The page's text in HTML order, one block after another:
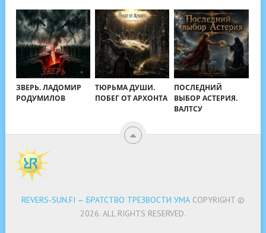
ЗВЕРЬ. ЛАДОМИР
РОДУМИЛОВ
ТЮРЬМА ДУШИ.
ПОБЕГ ОТ АРХОНТА
ПОСЛЕДНИЙ
ВЫБОР АСТЕРИЯ.
ВАЛТСУ
REVERS-SUN.FI — БРАТСТВО ТРЕЗВОСТИ УМАCOPYRIGHT ©
2026. ALL RIGHTS RESERVED.